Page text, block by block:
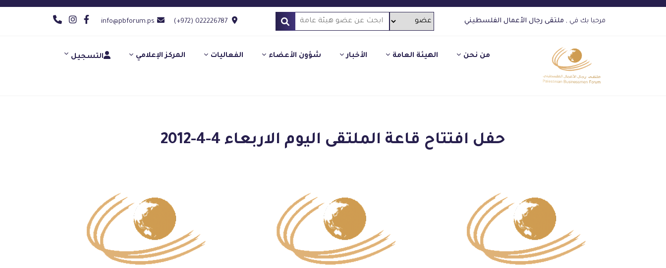
مرحبا بك في , ملتقى رجال الأعمال الفلسطيني (+972) 022226787
info@pbforum.ps
من نحن الهيئة العامة الأخبار شؤون الأعضاء الفعاليات المركز الإعلامي التسجيل
حفل افتتاح قاعة الملتقى اليوم الاربعاء 4-4-2012